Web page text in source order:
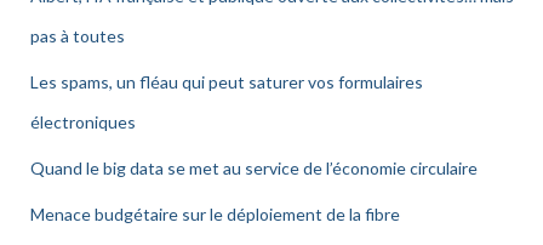
pas à toutes
Les spams, un fléau qui peut saturer vos formulaires
électroniques
Quand le big data se met au service de l’économie circulaire
Menace budgétaire sur le déploiement de la fibre